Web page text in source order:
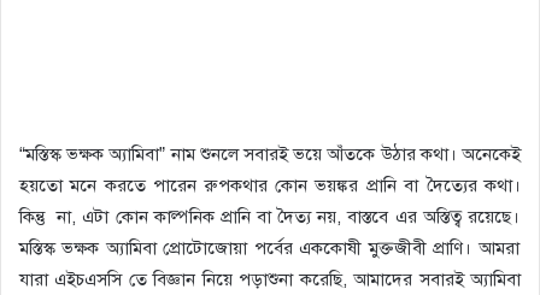
“মস্তিস্ক ভক্ষক অ্যামিবা” নাম শুনলে সবারই ভয়ে আঁতকে উঠার কথা। অনেকেই
হয়তো মনে করতে পারেন রুপকথার কোন ভয়ঙ্কর প্রানি বা দৈত্যের কথা।
কিন্তুনা, এটা কোন কাল্পনিক প্রানি বা দৈত্য নয়, বাস্তবে এর অস্তিত্ব রয়েছে।
মস্তিস্ক ভক্ষক অ্যামিবা প্রোটোজোয়া পর্বের এককোষী মুক্তজীবী প্রাণি। আমরা
যারা এইচএসসি তে বিজ্ঞান নিয়ে পড়াশুনা করেছি, আমাদের সবারই অ্যামিবা